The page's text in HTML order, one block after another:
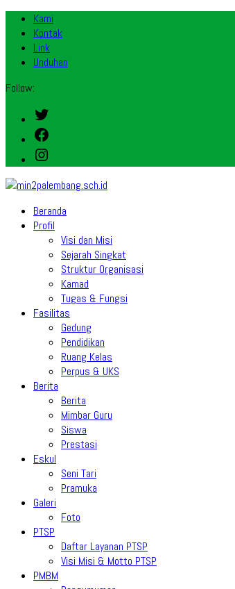
Kami
Kontak
Link
Unduhan
Follow:
Twitter
Facebook
Instagram
Beranda
Profil
Visi dan Misi
Sejarah Singkat
Struktur Organisasi
Kamad
Tugas & Fungsi
Fasilitas
Gedung
Pendidikan
Ruang Kelas
Perpus & UKS
Berita
Berita
Mimbar Guru
Siswa
Prestasi
Eskul
Seni Tari
Pramuka
Galeri
Foto
PTSP
Daftar Layanan PTSP
Visi Misi & Motto PTSP
PMBM